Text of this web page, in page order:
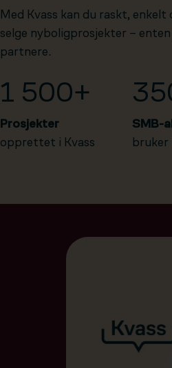
Med Kvass kan du raskt,
selge nyboligprosjekter –
partnere.
1 500+
Prosjekter
opprettet i Kvass
SMB-
bruker